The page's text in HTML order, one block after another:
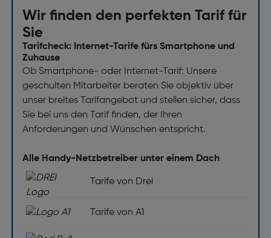
Design
Produktfarbe: Awesome Lightgray
Gehäusematerial: gebürstetes Aluminium
Formfaktor: Balken
Internationale Schutzart (IP-Code): IP67
Elektronischer Kompass: Ja
GPS: Ja
Fusswegnavigation: Ja
Wir finden den perfekten Tarif für
Sie
Tarifcheck: Internet-Tarife fürs Smartphone und
Zuhause
Ob Smartphone- oder Internet-Tarif: Unsere
geschulten Mitarbeiter beraten Sie objektiv über
unser breites Tarifangebot und stellen sicher, dass
Sie bei uns den Tarif finden, der Ihren
Anforderungen und Wünschen entspricht.
Alle Handy-Netzbetreiber unter einem Dach
Tarife von Drei
Tarife von A1